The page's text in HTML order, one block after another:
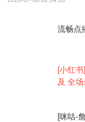
流畅点
[小红
及 全
[咪咕-